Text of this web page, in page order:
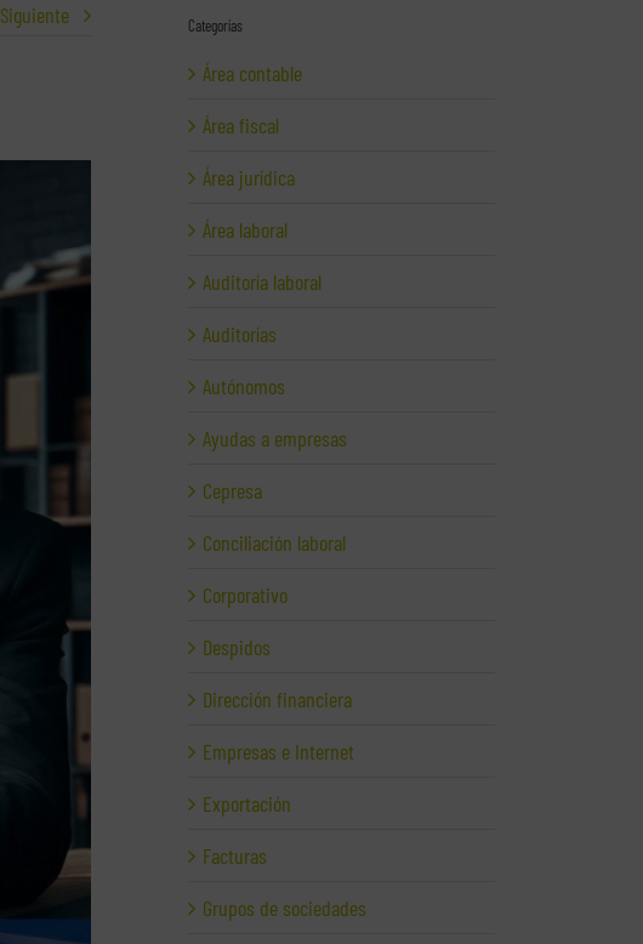
Siguiente Categorías
Área contable
Área fiscal
Área jurídica
Área laboral
Auditoría laboral
Auditorías
Autónomos
Ayudas a empresas
Cepresa
Conciliación laboral
Corporativo
Despidos
Dirección financiera
Empresas e Internet
Exportación
Facturas
Grupos de sociedades